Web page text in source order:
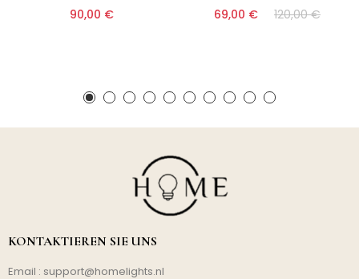
90,00 € 69,00 € 120,00 €
KONTAKTIEREN SIE UNS
Email : support@homelights.nl